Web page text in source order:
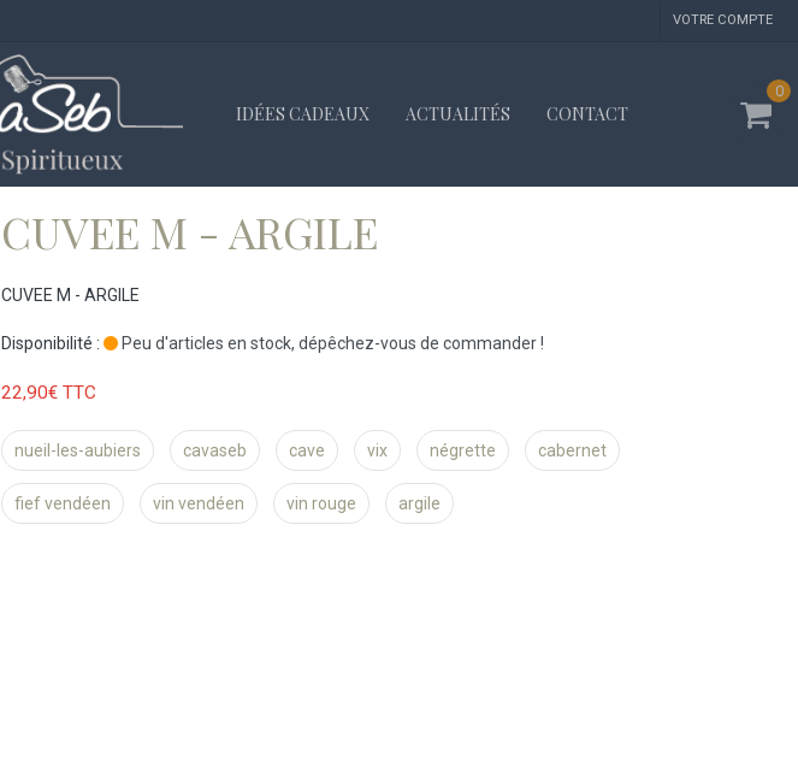
IDÉES CADEAUX ACTUALITÉS CONTACT
0
VOTRE COMPTE
CUVEE M - ARGILE
CUVEE M - ARGILE
Disponibilité : Peu d'articles en stock, dépêchez-vous de commander !
22,90€ TTC
nueil-les-aubiers cavaseb cave vix négrette cabernet
fief vendéen vin vendéen vin rouge argile